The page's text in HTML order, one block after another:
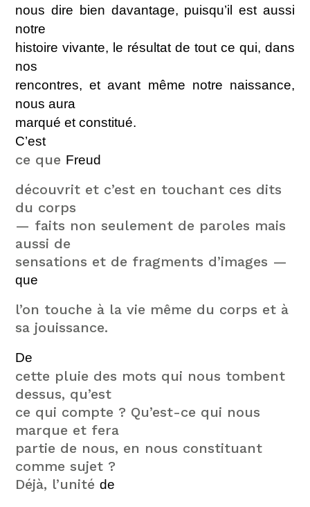
nous dire bien davantage, puisqu’il est aussi
notre
histoire vivante, le résultat de tout ce qui, dans
nos
rencontres, et avant même notre naissance,
nous aura
marqué et constitué.
C’est
ce que Freud
découvrit et c’est en touchant ces dits
du corps
— faits non seulement de paroles mais
aussi de
sensations et de fragments d’images —
que
l’on touche à la vie même du corps et à
sa jouissance.
De
cette pluie des mots qui nous tombent
dessus, qu’est
ce qui compte ? Qu’est-ce qui nous
marque et fera
partie de nous, en nous constituant
comme sujet ?
Déjà, l’unitéde